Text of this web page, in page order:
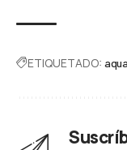
ETIQUETADO: